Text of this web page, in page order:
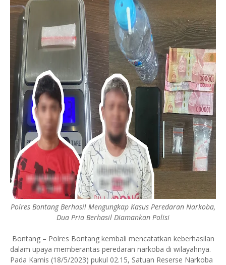
Polres Bontang Berhasil Mengungkap Kasus Peredaran Narkoba,
Dua Pria Berhasil Diamankan Polisi
Bontang – Polres Bontang kembali mencatatkan keberhasilan
dalam upaya memberantas peredaran narkoba di wilayahnya.
Pada Kamis (18/5/2023) pukul 02.15, Satuan Reserse Narkoba